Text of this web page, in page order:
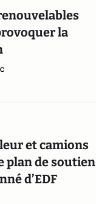
la
et camions
plan de soutien
d’EDF